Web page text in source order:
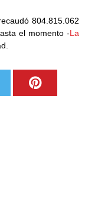
804.815.062
el momento -La